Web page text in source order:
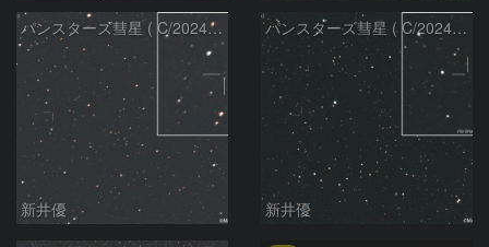
パンスターズ彗星 ( C/2024R4 )：2026/06/28
新井優
パンスターズ彗星 ( C/2024G4 )の予報位置：2026/06/23
新井優